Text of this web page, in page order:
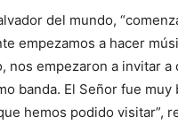
del mundo,
empezamos a hacer
nos empezaron a invitar a
banda. El Señor fue muy
hemos podido visitar”,